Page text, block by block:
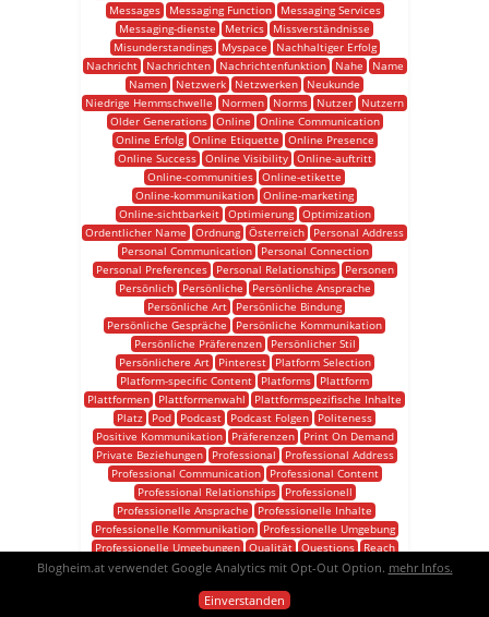
Messages
Messaging Function
Messaging Services
Messaging-dienste
Metrics
Missverständnisse
Misunderstandings
Myspace
Nachhaltiger Erfolg
Nachricht
Nachrichten Nachrichtenfunktion Nahe
Name
Namen
Netzwerk Netzwerken
Neukunde
Niedrige Hemmschwelle
Normen Norms Nutzer
Nutzern
Older Generations
Online
Online Communication
Online Erfolg
Online Etiquette
Online Presence
Online Success
Online Visibility
Online-auftritt
Online-communities Online-etikette
Online-kommunikation Online-marketing
Online-sichtbarkeit
Optimierung
Optimization
Ordentlicher Name
Ordnung Österreich
Personal Address
Personal Communication
Personal Connection
Personal Preferences
Personal Relationships
Personen
Persönlich
Persönliche
Persönliche Ansprache
Persönliche Art
Persönliche Bindung
Persönliche Gespräche
Persönliche Kommunikation
Persönliche Präferenzen
Persönlicher Stil
Persönlichere Art
Pinterest
Platform Selection
Platform-specific Content
Platforms
Plattform
Plattformen
Plattformenwahl
Plattformspezifische Inhalte
Platz
Pod Podcast Podcast Folgen
Politeness
Positive Kommunikation
Präferenzen
Print On Demand
Private Beziehungen
Professional
Professional Address
Professional Communication
Professional Content
Professional Relationships
Professionell
Professionelle Ansprache
Professionelle Inhalte
Professionelle Kommunikation
Professionelle Umgebung
Professionelle Umgebungen
Qualität Questions
Reach
Regelmäßigkeit
Regularity Reichweite
Respektvolle Kommunikation Rückmeldung
Blogheim.at verwendet Google Analytics mit Opt-Out Option. mehr Infos.
Einverstanden